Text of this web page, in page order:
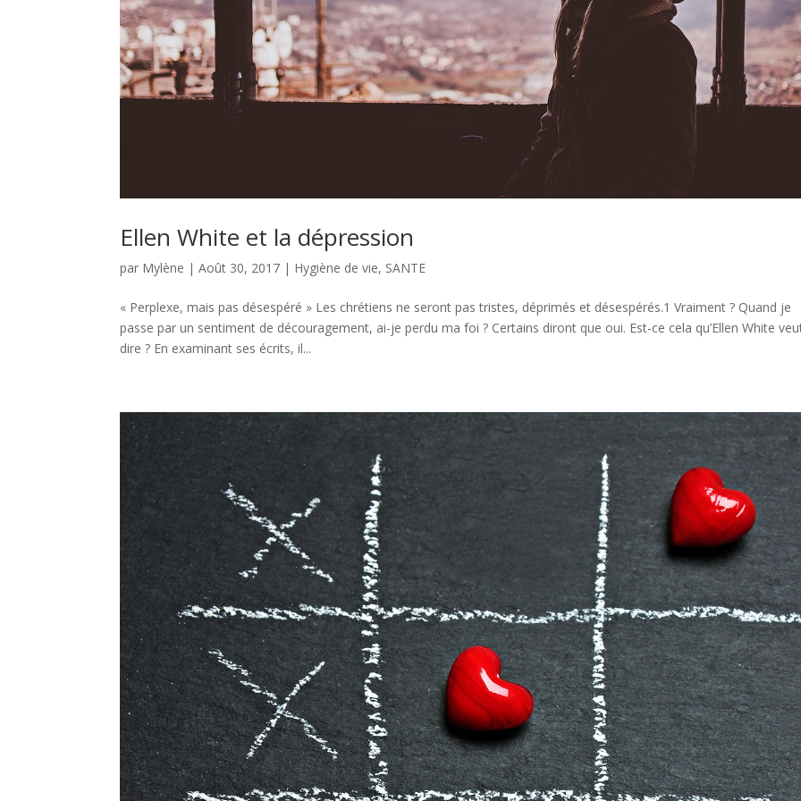
Ellen White et la dépression
par Mylène |Août 30, 2017 | Hygiène de vie, SANTE
« Perplexe, mais pas désespéré » Les chrétiens ne seront pas tristes, déprimés et désespérés.1 Vraiment ? Quand je
passe par un sentiment de découragement, ai-je perdu ma foi ? Certains diront que oui. Est-ce cela qu’Ellen White
dire ? En examinant ses écrits, il...